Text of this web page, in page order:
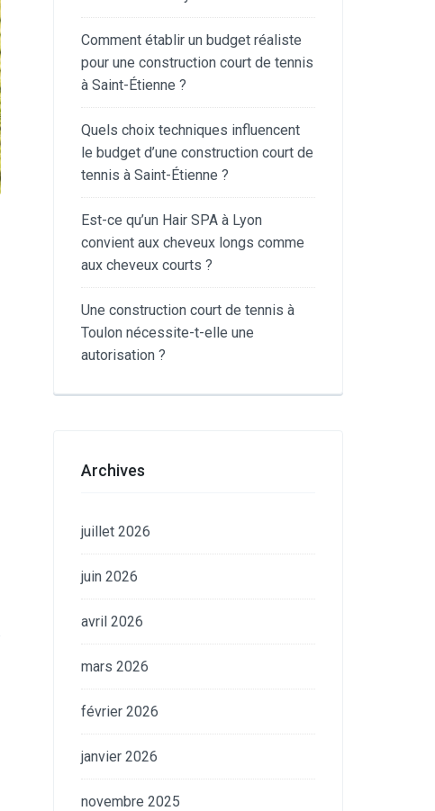
Comment établir un budget réaliste
pour une construction court de tennis
à Saint-Étienne ?
Quels choix techniques influencent
le budget d’une construction court de
tennis à Saint-Étienne ?
Est-ce qu’un Hair SPA à Lyon
convient aux cheveux longs comme
aux cheveux courts ?
Une construction court de tennis à
Toulon nécessite-t-elle une
autorisation ?
Archives
juillet 2026
juin 2026
avril 2026
mars 2026
février 2026
janvier 2026
novembre 2025